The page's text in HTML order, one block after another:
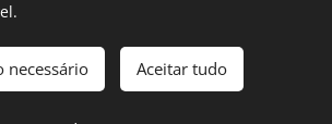
necessário Aceitar tudo